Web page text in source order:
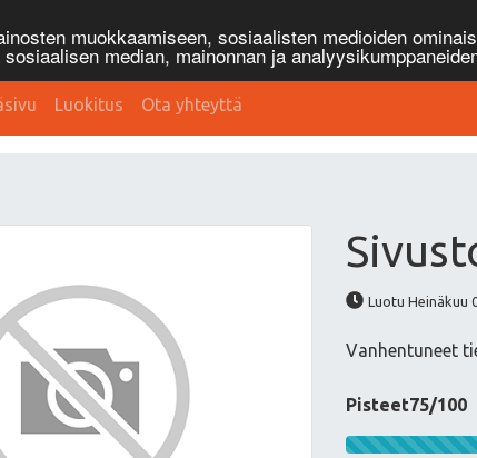
muokkaamiseen, sosiaalisten medioiden
median, mainonnan ja
Luokitus Ota yhteyttä
Luotu Heinäkuu
Vanhentuneet
Pisteet75/100